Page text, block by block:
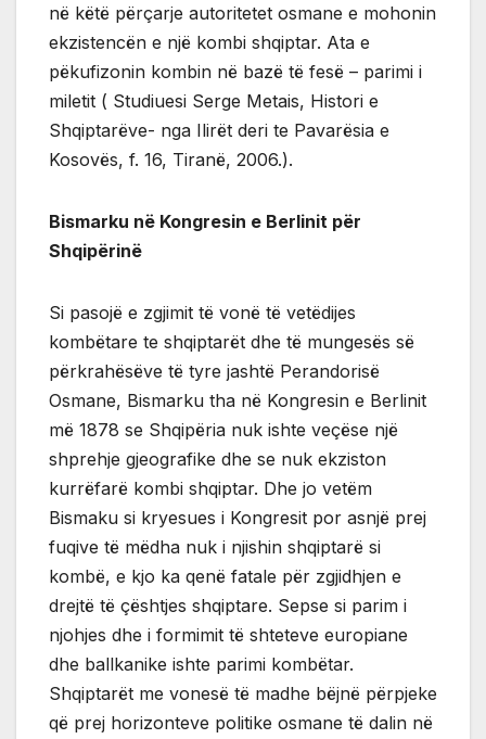
në këtë përçarje autoritetet osmane e mohonin
ekzistencën e një kombi shqiptar. Ata e
pëkufizonin kombin në bazë të fesë – parimi i
miletit ( Studiuesi Serge Metais, Histori e
Shqiptarëve- nga Ilirët deri te Pavarësia e
Kosovës, f. 16, Tiranë, 2006.).
Bismarku në Kongresin e Berlinit për
Shqipërinë
Si pasojë e zgjimit të vonë të vetëdijes
kombëtare te shqiptarët dhe të mungesës së
përkrahësëve të tyre jashtë Perandorisë
Osmane, Bismarku tha në Kongresin e Berlinit
më 1878 se Shqipëria nuk ishte veçëse një
shprehje gjeografike dhe se nuk ekziston
kurrëfarë kombi shqiptar. Dhe jo vetëm
Bismaku si kryesues i Kongresit por asnjë prej
fuqive të mëdha nuk i njishin shqiptarë si
kombë, e kjo ka qenë fatale për zgjidhjen e
drejtë të çështjes shqiptare. Sepse si parim i
njohjes dhe i formimit të shteteve europiane
dhe ballkanike ishte parimi kombëtar.
Shqiptarët me vonesë të madhe bëjnë përpjeke
që prej horizonteve politike osmane të dalin në